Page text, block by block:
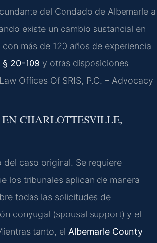
del Condado de Albemarle a
existe un cambio sustancial en
más de 120 años de experiencia
§ 20-109 y otras disposiciones
Offices Of SRIS, P.C. – Advocacy
CHARLOTTESVILLE,
caso original. Se requiere
los tribunales aplican de manera
todas las solicitudes de
conyugal (spousal support) y el
tanto, el Albemarle County